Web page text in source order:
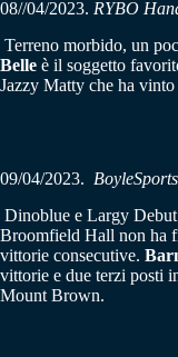
08//04/2023. RYBO
Terreno morbido, un
Belle è il soggetto
Jazzy Matty che ha vinto
09/04/2023.
Dinoblue e Largy Debut
Broomfield Hall non ha
vittorie consecutive.
vittorie e due terzi posti
Mount Brown.